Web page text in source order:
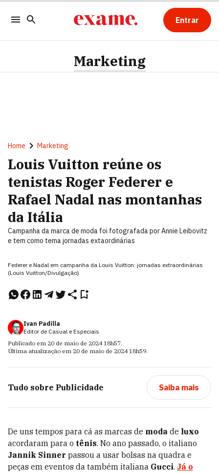
Entrar
Marketing
Home Marketing
Louis Vuitton reúne os
tenistas Roger Federer e
Rafael Nadal nas montanhas
da Itália
Campanha da marca de moda foi fotografada por Annie Leibovitz
e tem como tema jornadas extaordinárias
Federer e Nadal em campanha da Louis Vuitton: jornadas extraordinárias
(Louis Vuitton/Divulgação)
Ivan Padilla
Editor de Casual e Especiais
Publicado em 20 de maio de 2024 18h57.
Última atualização em 20 de maio de 2024 18h59.
Tudo sobre Publicidade Saiba mais
De uns tempos para cá as marcas de moda de luxo
acordaram para o tênis. No ano passado, o italiano
Jannik Sinner passou a usar bolsas na quadra e
peças em eventos da também italiana Gucci. Já o